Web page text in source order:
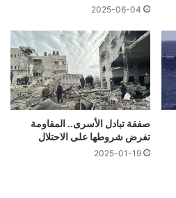
2025-06-04
صفقة تبادل الأسرى.. المقاومة
تفرض شروطها على الاحتلال
2025-01-19